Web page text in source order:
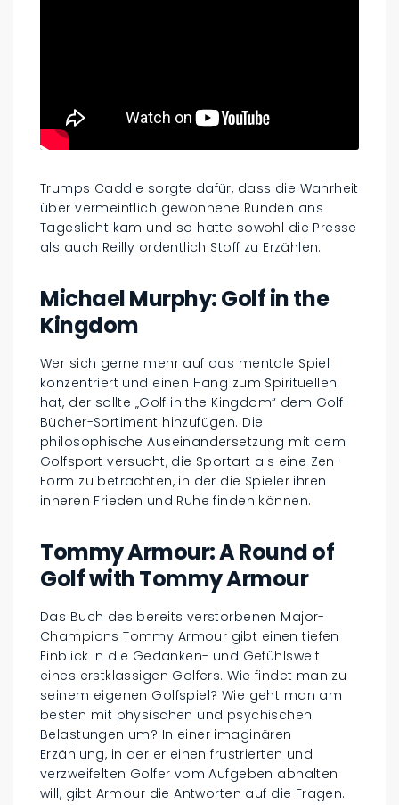
Trumps Caddie sorgte dafür, dass die Wahrheit
über vermeintlich gewonnene Runden ans
Tageslicht kam und so hatte sowohl die Presse
als auch Reilly ordentlich Stoff zu Erzählen.
Michael Murphy: Golf in the
Kingdom
Wer sich gerne mehr auf das mentale Spiel
konzentriert und einen Hang zum Spirituellen
hat, der sollte „Golf in the Kingdom“ dem Golf-
Bücher-Sortiment hinzufügen. Die
philosophische Auseinandersetzung mit dem
Golfsport versucht, die Sportart als eine Zen-
Form zu betrachten, in der die Spieler ihren
inneren Frieden und Ruhe finden können.
Tommy Armour: A Round of
Golf with Tommy Armour
Das Buch des bereits verstorbenen Major-
Champions Tommy Armour gibt einen tiefen
Einblick in die Gedanken- und Gefühlswelt
eines erstklassigen Golfers. Wie findet man zu
seinem eigenen Golfspiel? Wie geht man am
besten mit physischen und psychischen
Belastungen um? In einer imaginären
Erzählung, in der er einen frustrierten und
verzweifelten Golfer vom Aufgeben abhalten
will, gibt Armour die Antworten auf die Fragen.